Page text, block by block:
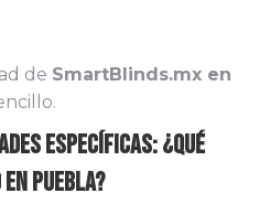
de SmartBlinds.mx en
Específicas: ¿Qué
Puebla?